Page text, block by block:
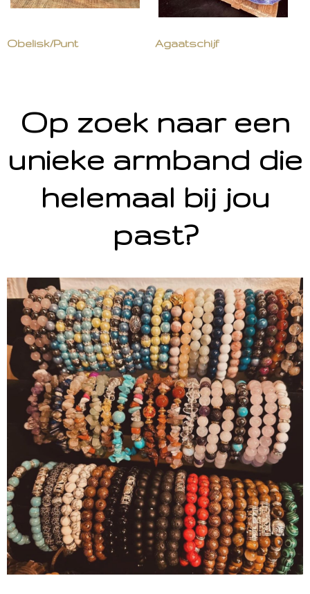
Obelisk/Punt Agaatschijf
Op zoek naar een
unieke armband die
helemaal bij jou
past?